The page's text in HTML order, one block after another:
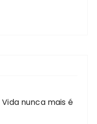
nunca mais é